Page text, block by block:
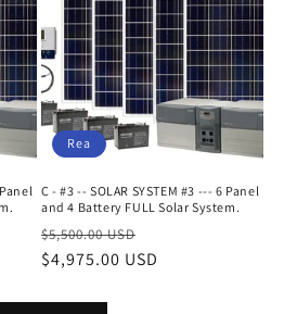
Rea
C - #3 -- SOLAR SYSTEM #3 --- 6 Panel
and 4 Battery FULL Solar System.
Ordinarie
pris
$5,500.00 USD
$4,975.00 USD